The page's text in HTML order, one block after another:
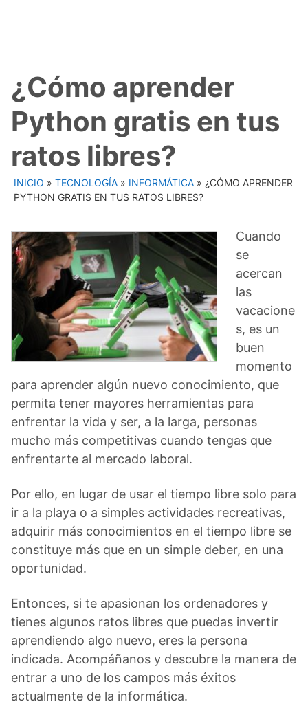
¿Cómo aprender
Python gratis en tus
ratos libres?
INICIO » TECNOLOGÍA » INFORMÁTICA » ¿CÓMO APRENDER
PYTHON GRATIS EN TUS RATOS LIBRES?
Cuando
se
acercan
las
vacacione
s, es un
buen
momento
para aprender algún nuevo conocimiento, que
permita tener mayores herramientas para
enfrentar la vida y ser, a la larga, personas
mucho más competitivas cuando tengas que
enfrentarte al mercado laboral.
Por ello, en lugar de usar el tiempo libre solo para
ir a la playa o a simples actividades recreativas,
adquirir más conocimientos en el tiempo libre se
constituye más que en un simple deber, en una
oportunidad.
Entonces, si te apasionan los ordenadores y
tienes algunos ratos libres que puedas invertir
aprendiendo algo nuevo, eres la persona
indicada. Acompáñanos y descubre la manera de
entrar a uno de los campos más éxitos
actualmente de la informática.